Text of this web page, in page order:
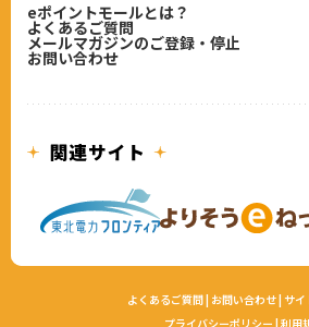
eポイントモールとは？
よくあるご質問
メールマガジンのご登録・停止
お問い合わせ
よくあるご質問| お問い合わせ| サイ
プライバシーポリシー | 利用